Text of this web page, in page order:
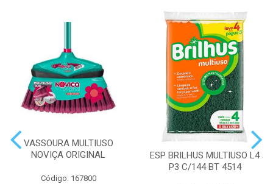
VASSOURA MULTIUSO
NOVIÇA ORIGINAL
Código: 167800
ESP BRILHUS MULTIUSO L4
P3 C/144 BT 4514